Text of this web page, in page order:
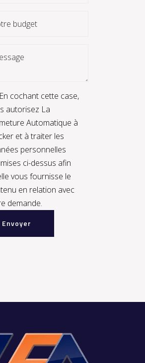
En cochant cette case,
autorisez La
Automatique à
et à traiter les
personnelles
ci-dessus afin
vous fournisse le
en relation avec
demande.